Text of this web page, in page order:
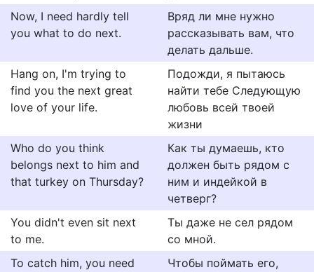
Now, I need hardly tell
you what to do next.
Вряд ли мне нужно
рассказывать вам, что
делать дальше.
Hang on, I'm trying to
find you the next great
love of your life.
Подожди, я пытаюсь
найти тебе Следующую
любовь всей твоей
жизни
Who do you think
belongs next to him and
that turkey on Thursday?
Как ты думаешь, кто
должен быть рядом с
ним и индейкой в
четверг?
You didn't even sit next
to me.
Ты даже не сел рядом
со мной.
To catch him, you need
Чтобы поймать его,